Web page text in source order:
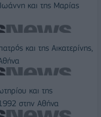
και της Μαρίας
και της Αικατερίνης,
και της
στην Αθήνα